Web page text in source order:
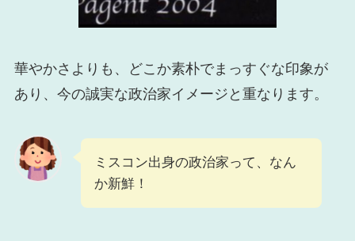
華やかさよりも、どこか素朴でまっすぐな印象が
あり、今の誠実な政治家イメージと重なります。
ミスコン出身の政治家って、なん
か新鮮！